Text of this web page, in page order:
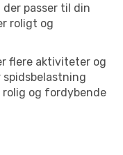
passer til din
roligt og
flere aktiviteter og
spidsbelastning
rolig og fordybende